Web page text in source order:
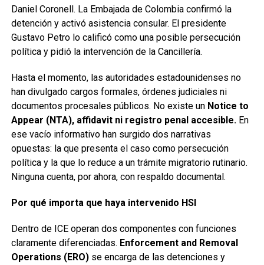
Daniel Coronell. La Embajada de Colombia confirmó la
detención y activó asistencia consular. El presidente
Gustavo Petro lo calificó como una posible persecución
política y pidió la intervención de la Cancillería.
Hasta el momento, las autoridades estadounidenses no
han divulgado cargos formales, órdenes judiciales ni
documentos procesales públicos. No existe un Notice to
Appear (NTA), affidavit ni registro penal accesible.En
ese vacío informativo han surgido dos narrativas
opuestas: la que presenta el caso como persecución
política y la que lo reduce a un trámite migratorio rutinario.
Ninguna cuenta, por ahora, con respaldo documental.
Por qué importa que haya intervenido HSI
Dentro de ICE operan dos componentes con funciones
claramente diferenciadas. Enforcement and Removal
Operations (ERO)se encarga de las detenciones y